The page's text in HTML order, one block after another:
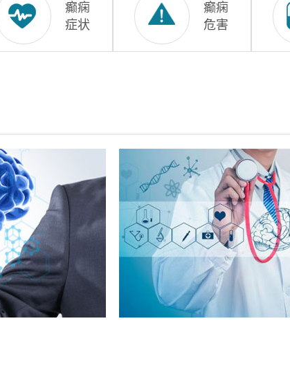
癫痫
症状
癫痫
危害